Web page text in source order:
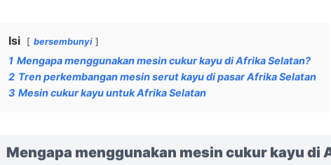
Isi bersembunyi
1 Mengapa menggunakan mesin cukur kayu di Afrika Selatan?
2 Tren perkembangan mesin serut kayu di pasar Afrika Selatan
3 Mesin cukur kayu untuk Afrika Selatan
Mengapa menggunakan mesin cukur kayu di